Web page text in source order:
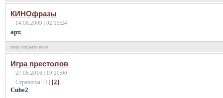
КИНОфразы
14.06.2009 | 02:15:24
арт.
тема открыта всем
Игра престолов
27.06.2016 | 19:20:00
Страницы: [1] [2]
Cube2